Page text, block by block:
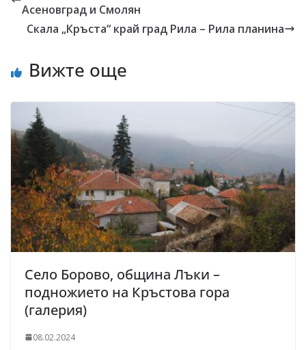
Асеновград и Смолян
Скала „Кръста“ край град Рила – Рила планина
Вижте още
Село Борово, община Лъки –
подножието на Кръстова гора
(галерия)
08.02.2024